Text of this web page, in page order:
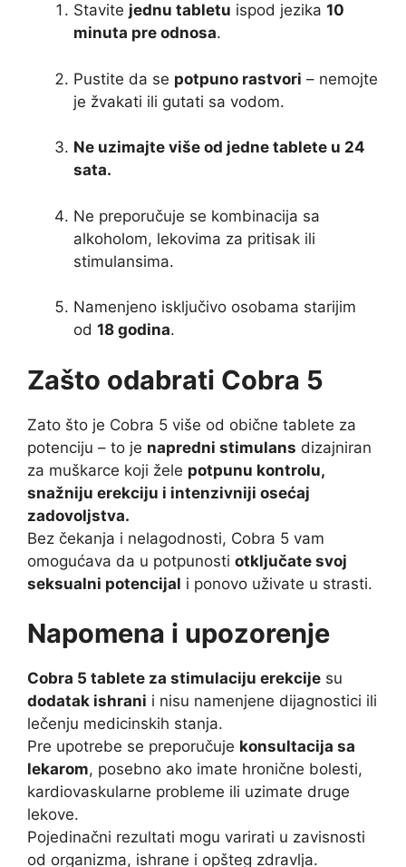
Stavite jednu tabletu ispod jezika 10
minuta pre odnosa.
Pustite da se potpuno rastvori – nemojte
je žvakati ili gutati sa vodom.
Ne uzimajte više od jedne tablete u 24
sata.
Ne preporučuje se kombinacija sa
alkoholom, lekovima za pritisak ili
stimulansima.
Namenjeno isključivo osobama starijim
od 18 godina.
Zašto odabrati Cobra 5
Zato što je Cobra 5 više od obične tablete za
potenciju – to je napredni stimulans dizajniran
za muškarce koji žele potpunu kontrolu,
snažniju erekciju i intenzivniji osećaj
zadovoljstva.
Bez čekanja i nelagodnosti, Cobra 5 vam
omogućava da u potpunosti otključate svoj
seksualni potencijal i ponovo uživate u strasti.
Napomena i upozorenje
Cobra 5 tablete za stimulaciju erekcije su
dodatak ishrani i nisu namenjene dijagnostici ili
lečenju medicinskih stanja.
Pre upotrebe se preporučuje konsultacija sa
lekarom, posebno ako imate hronične bolesti,
kardiovaskularne probleme ili uzimate druge
lekove.
Pojedinačni rezultati mogu varirati u zavisnosti
od organizma, ishrane i opšteg zdravlja.